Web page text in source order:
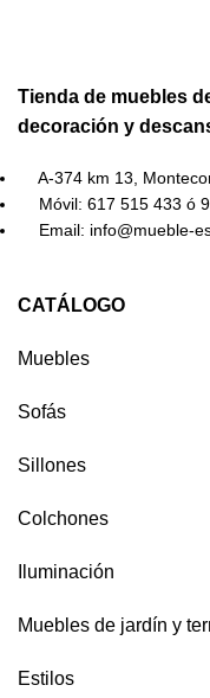
Tienda de muebles
decoración y
A-374 km 13,
Móvil: 617 515 433 ó
Email: info@mueble-
CATÁLOGO
Muebles
Sofás
Sillones
Colchones
Iluminación
Muebles de jardín y
Estilos